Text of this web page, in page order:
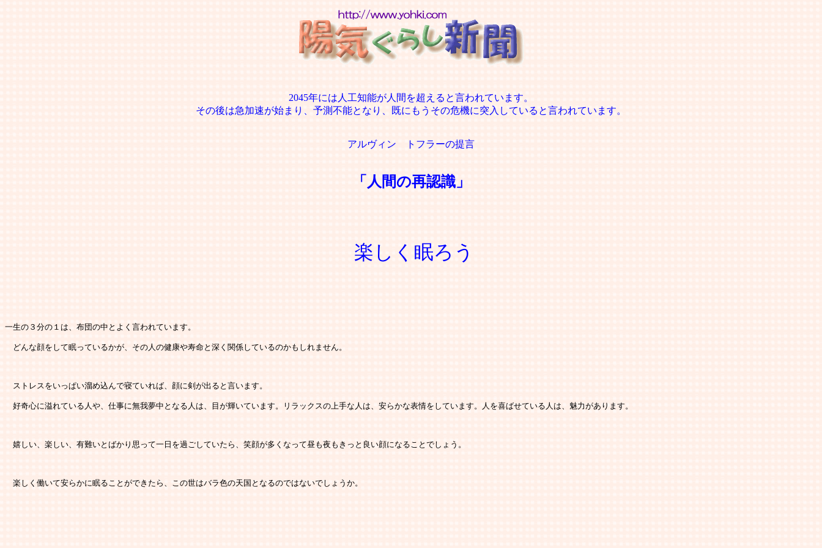
2045年には人工知能が人間を超えると言われています。
その後は急加速が始まり、予測不能となり、既にもうその危機に突入していると言われています。
アルヴィン トフラーの提言
「人間の再認識」
楽しく眠ろう
一生の３分の１は、布団の中とよく言われています。
どんな顔をして眠っているかが、その人の健康や寿命と深く関係しているのかもしれません。
ストレスをいっぱい溜め込んで寝ていれば、顔に剣が出ると言います。
好奇心に溢れている人や、仕事に無我夢中となる人は、目が輝いています。リラックスの上手な人は、安らかな表情をしています。人を喜ばせている人は、魅力があります。
嬉しい、楽しい、有難いとばかり思って一日を過ごしていたら、笑顔が多くなって昼も夜もきっと良い顔になることでしょう。
楽しく働いて安らかに眠ることができたら、この世はバラ色の天国となるのではないでしょうか。